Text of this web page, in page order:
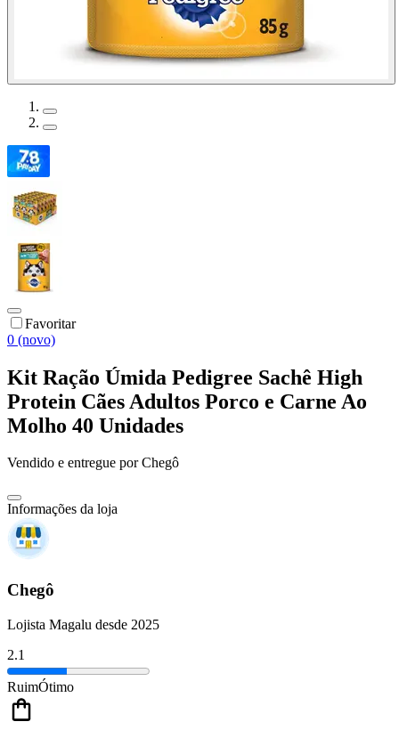
Favoritar
0 (novo)
Kit Ração Úmida Pedigree Sachê High
Protein Cães Adultos Porco e Carne Ao
Molho 40 Unidades
Vendido e entregue por Chegô
Informações da loja
Chegô
Lojista Magalu desde 2025
2.1
RuimÓtimo